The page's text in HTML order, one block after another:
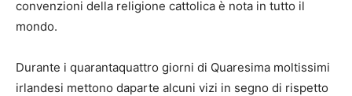
convenzioni della religione cattolica è nota in tutto il
mondo.
Durante i quarantaquattro giorni di Quaresima moltissimi
irlandesi mettono daparte alcuni vizi in segno di rispetto